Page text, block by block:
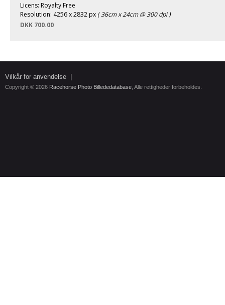
Licens: Royalty Free
Resolution: 4256 x 2832 px ( 36cm x 24cm @ 300 dpi )
DKK 700.00
Vilkår for anvendelse
Copyright © 2026 Racehorse Photo Billededatabase , Alle rettigheder forbeholdes.